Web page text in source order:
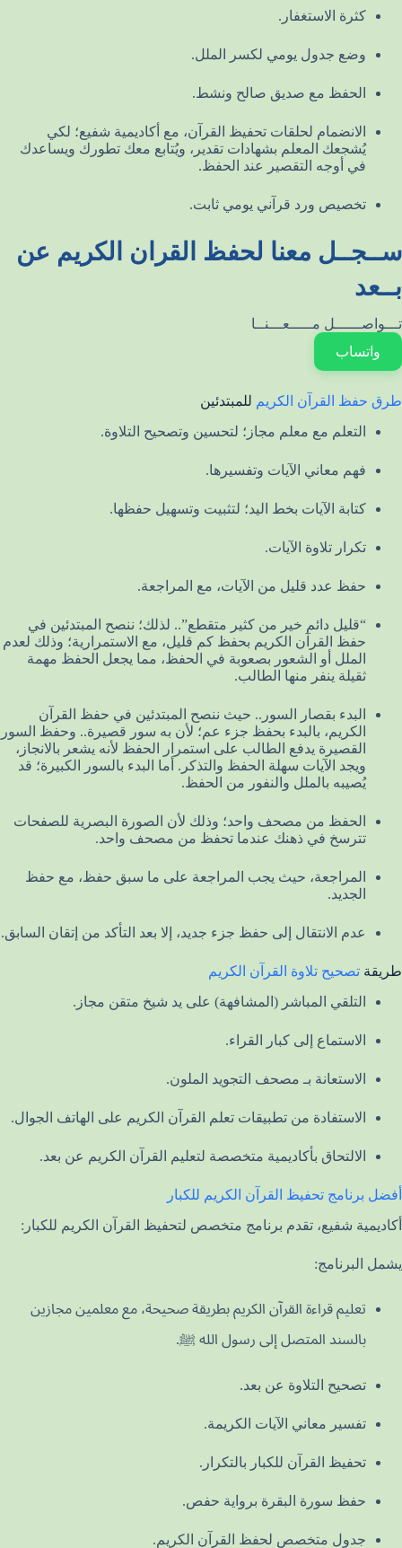
كثرة الاستغفار.
وضع جدول يومي لكسر الملل.
الحفظ مع صديق صالح ونشط.
الانضمام لحلقات تحفيظ القرآن، مع أكاديمية شفيع؛ لكي
يُشجعك المعلم بشهادات تقدير، ويُتابع معك تطورك ويساعدك
في أوجه التقصير عند الحفظ.
تخصيص ورد قرآني يومي ثابت.
ســجــل معنا لحفظ القران الكريم عن
بــعد
تـــواصــــــل مـــــعـــنــا
واتساب
طرق حفظ القرآن الكريم للمبتدئين
التعلم مع معلم مجاز؛ لتحسين وتصحيح التلاوة.
فهم معاني الآيات وتفسيرها.
كتابة الآيات بخط اليد؛ لتثبيت وتسهيل حفظها.
تكرار تلاوة الآيات.
حفظ عدد قليل من الآيات، مع المراجعة.
“قليل دائم خير من كثير متقطع”.. لذلك؛ ننصح المبتدئين في
حفظ القرآن الكريم بحفظ كم قليل، مع الاستمرارية؛ وذلك لعدم
الملل أو الشعور بصعوبة في الحفظ، مما يجعل الحفظ مهمة
ثقيلة ينفر منها الطالب.
البدء بقصار السور.. حيث ننصح المبتدئين في حفظ القرآن
الكريم، بالبدء بحفظ جزء عم؛ لأن به سور قصيرة.. وحفظ السور
القصيرة يدفع الطالب على استمرار الحفظ لأنه يشعر بالانجاز،
ويجد الآيات سهلة الحفظ والتذكر. أما البدء بالسور الكبيرة؛ قد
يُصيبه بالملل والنفور من الحفظ.
الحفظ من مصحف واحد؛ وذلك لأن الصورة البصرية للصفحات
تترسخ في ذهنك عندما تحفظ من مصحف واحد.
المراجعة، حيث يجب المراجعة على ما سبق حفظ، مع حفظ
الجديد.
عدم الانتقال إلى حفظ جزء جديد، إلا بعد التأكد من إتقان السابق.
طريقة تصحيح تلاوة القرآن الكريم
التلقي المباشر (المشافهة) على يد شيخ متقن مجاز.
الاستماع إلى كبار القراء.
الاستعانة بـ مصحف التجويد الملون.
الاستفادة من تطبيقات تعلم القرآن الكريم على الهاتف الجوال.
الالتحاق بأكاديمية متخصصة لتعليم القرآن الكريم عن بعد.
أفضل برنامج تحفيظ القرآن الكريم للكبار
أكاديمية شفيع، تقدم برنامج متخصص لتحفيظ القرآن الكريم للكبار:
يشمل البرنامج:
تعليم قراءة القرآن الكريم بطريقة صحيحة، مع معلمين مجازين
بالسند المتصل إلى رسول الله ﷺ.
تصحيح التلاوة عن بعد.
تفسير معاني الآيات الكريمة.
تحفيظ القرآن للكبار بالتكرار.
حفظ سورة البقرة برواية حفص.
جدول متخصص لحفظ القرآن الكريم.